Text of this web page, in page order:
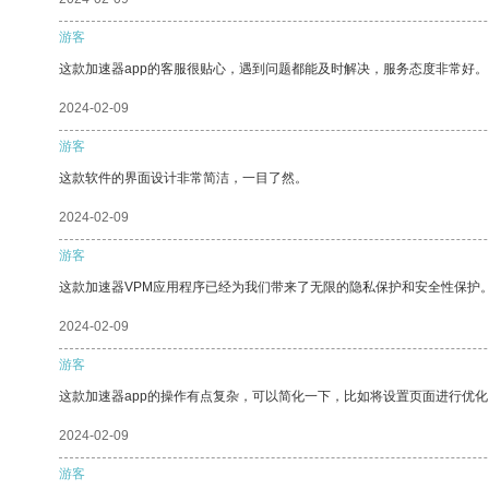
游客
这款加速器app的客服很贴心，遇到问题都能及时解决，服务态度非常好。
2024-02-09
游客
这款软件的界面设计非常简洁，一目了然。
2024-02-09
游客
这款加速器VPM应用程序已经为我们带来了无限的隐私保护和安全性保护
2024-02-09
游客
这款加速器app的操作有点复杂，可以简化一下，比如将设置页面进行优
2024-02-09
游客